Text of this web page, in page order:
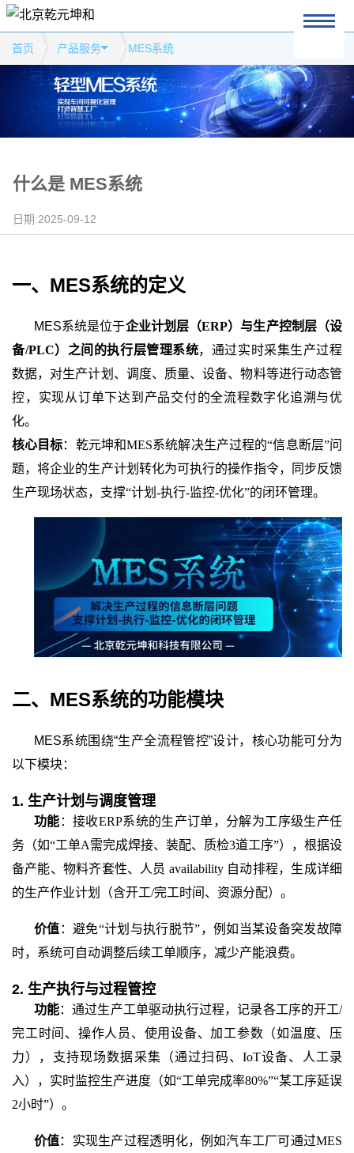
首页 产品服务 MES系统
什么是 MES系统
日期:2025-09-12
一、 MES系统的定义
MES系统是位于企业计划层（ERP）与生产控制层（设
备/PLC）之间的执行层管理系统，通过实时采集生产过程
数据，对生产计划、调度、质量、设备、物料等进行动态管
控，实现从订单下达到产品交付的全流程数字化追溯与优
化。
核心目标： 乾元坤和MES系统解决生产过程的“信息断层”问
题，将企业的生产计划转化为可执行的操作指令，同步反馈
生产现场状态，支撑“计划-执行-监控-优化”的闭环管理。
二、 MES系统的功能模块
MES系统围绕“生产全流程管控”设计，核心功能可分为
以下模块：
1. 生产计划与调度管理
功能 ：接收ERP系统的生产订单，分解为工序级生产任
务（如“工单A需完成焊接、装配、质检3道工序”），根据设
备产能、物料齐套性、人员 availability 自动排程，生成详细
的生产作业计划（含开工/完工时间、资源分配）。
价值 ：避免“计划与执行脱节”，例如当某设备突发故障
时，系统可自动调整后续工单顺序，减少产能浪费。
2. 生产执行与过程管控
功能：通过生产工单驱动执行过程，记录各工序的开工/
完工时间、操作人员、使用设备、加工参数（如温度、压
力），支持现场数据采集（通过扫码、IoT设备、人工录
入），实时监控生产进度（如“工单完成率80%”“某工序延误
2小时”）。
价值：实现生产过程透明化，例如汽车工厂可通过MES